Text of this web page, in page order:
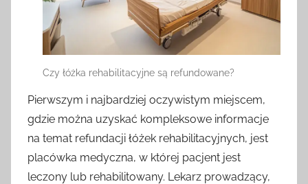
Czy łóżka rehabilitacyjne są refundowane?
Pierwszym i najbardziej oczywistym miejscem,
gdzie można uzyskać kompleksowe informacje
na temat refundacji łóżek rehabilitacyjnych, jest
placówka medyczna, w której pacjent jest
leczony lub rehabilitowany. Lekarz prowadzący,